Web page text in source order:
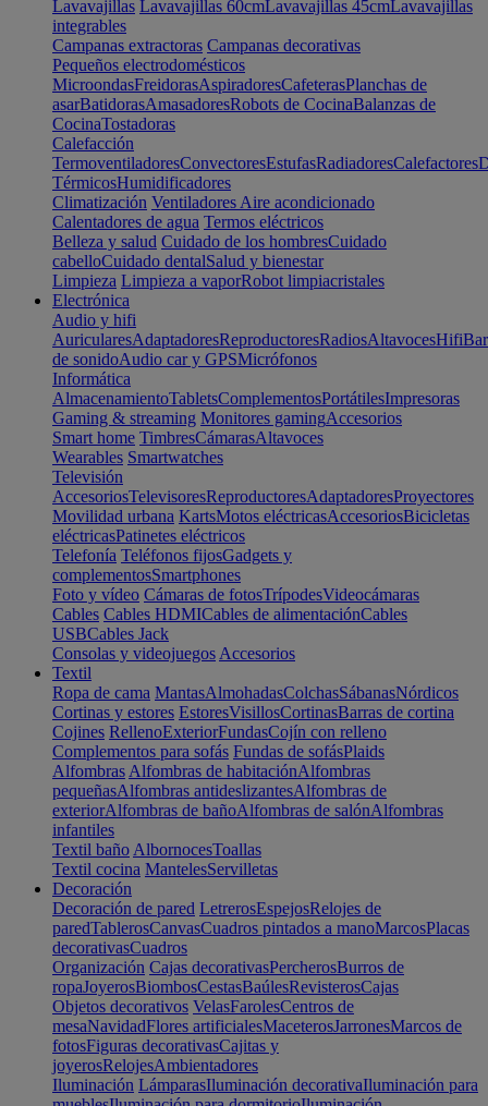
Lavavajillas Lavavajillas 60cmLavavajillas 45cmLavavajillas
integrables
Campanas extractoras Campanas decorativas
Pequeños electrodomésticos
MicroondasFreidorasAspiradoresCafeterasPlanchas de
asarBatidorasAmasadoresRobots de CocinaBalanzas de
CocinaTostadoras
Calefacción
TermoventiladoresConvectoresEstufasRadiadoresCalefactores
TérmicosHumidificadores
Climatización Ventiladores Aire acondicionado
Calentadores de agua Termos eléctricos
Belleza y salud Cuidado de los hombresCuidado
cabelloCuidado dentalSalud y bienestar
Limpieza Limpieza a vaporRobot limpiacristales
Electrónica
Audio y hifi
AuricularesAdaptadoresReproductoresRadiosAltavocesHifi
de sonidoAudio car y GPSMicrófonos
Informática
AlmacenamientoTabletsComplementosPortátilesImpresoras
Gaming & streaming Monitores gamingAccesorios
Smart home TimbresCámarasAltavoces
Wearables Smartwatches
Televisión
AccesoriosTelevisoresReproductoresAdaptadoresProyectores
Movilidad urbana KartsMotos eléctricasAccesoriosBicicletas
eléctricasPatinetes eléctricos
Telefonía Teléfonos fijosGadgets y
complementosSmartphones
Foto y vídeo Cámaras de fotosTrípodesVideocámaras
Cables Cables HDMICables de alimentaciónCables
USBCables Jack
Consolas y videojuegos Accesorios
Textil
Ropa de cama MantasAlmohadasColchasSábanasNórdicos
Cortinas y estores EstoresVisillosCortinasBarras de cortina
Cojines RellenoExteriorFundasCojín con relleno
Complementos para sofás Fundas de sofásPlaids
Alfombras Alfombras de habitaciónAlfombras
pequeñasAlfombras antideslizantesAlfombras de
exteriorAlfombras de bañoAlfombras de salónAlfombras
infantiles
Textil baño AlbornocesToallas
Textil cocina MantelesServilletas
Decoración
Decoración de pared LetrerosEspejosRelojes de
paredTablerosCanvasCuadros pintados a manoMarcosPlacas
decorativasCuadros
Organización Cajas decorativasPercherosBurros de
ropaJoyerosBiombosCestasBaúlesRevisterosCajas
Objetos decorativos VelasFarolesCentros de
mesaNavidadFlores artificialesMaceterosJarronesMarcos de
fotosFiguras decorativasCajitas y
joyerosRelojesAmbientadores
Iluminación LámparasIluminación decorativaIluminación para